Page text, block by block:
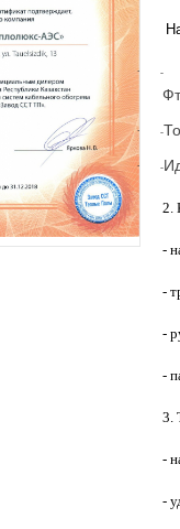
· -
· -
· -
2.
-
-
-
-
3.
-
-